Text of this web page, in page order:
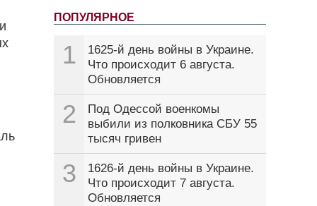
ПОПУЛЯРНОЕ
1
1625-й день войны в Украине.
Что происходит 6 августа.
Обновляется
2
Под Одессой военкомы
выбили из полковника СБУ 55
тысяч гривен
3
1626-й день войны в Украине.
Что происходит 7 августа.
Обновляется